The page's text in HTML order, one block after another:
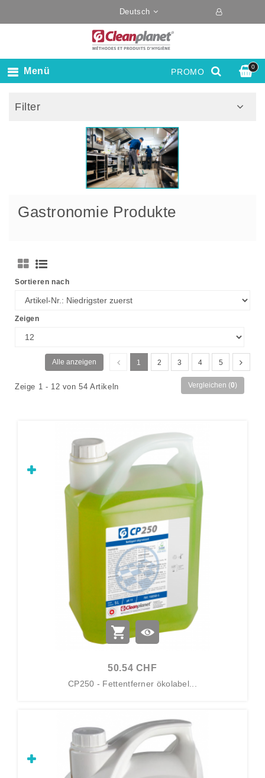
Deutsch
Menü 0
PROMO
Filter
Gastronomie Produkte
Sortieren nach
Zeigen
Alle anzeigen 1 2 3 4 5
Zeige 1 - 12 von 54 Artikeln Vergleichen (0)
50.54 CHF
CP250 - Fettentferner ökolabel...